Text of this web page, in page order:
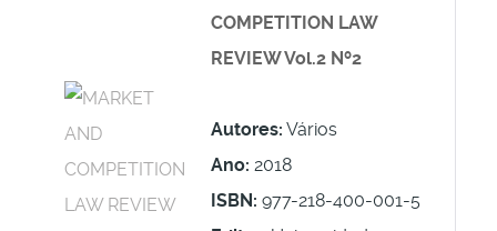
COMPETITION LAW
REVIEW Vol.2 Nº2
Autores: Vários
Ano: 2018
ISBN: 977-218-400-001-5